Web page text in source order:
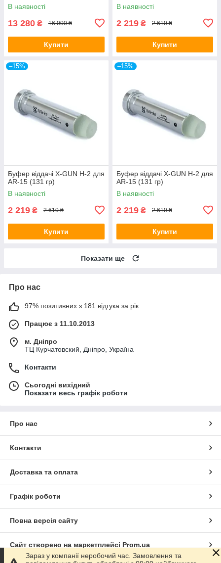
В наявності
13 280 ₴ 16 000 ₴
Купити
В наявності
2 219 ₴ 2 610 ₴
Купити
–15%
Буфер віддачі X-GUN H-2 для
AR-15 (131 гр)
В наявності
2 219 ₴ 2 610 ₴
Купити
–15%
Буфер віддачі X-GUN H-2 для
AR-15 (131 гр)
В наявності
2 219 ₴ 2 610 ₴
Купити
Показати ще
Про нас
97% позитивних з 181 відгука за рік
Працює з 11.10.2013
м. Дніпро
ТЦ Курчатовский, Дніпро, Україна
Контакти
Сьогодні вихідний
Показати весь графік роботи
Про нас
Контакти
Доставка та оплата
Графік роботи
Повна версія сайту
Сайт створено на маркетплейсі Prom.ua
Зараз у компанії неробочий час. Замовлення та